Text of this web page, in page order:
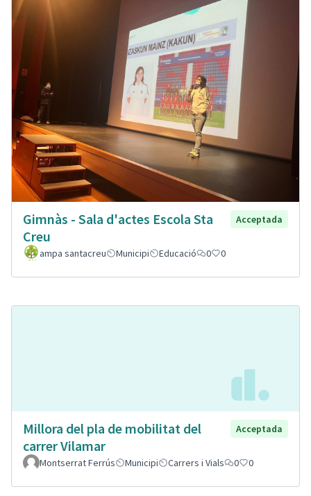
Gimnàs - Sala d'actes Escola Sta
Creu
Acceptada
ampa santacreu Municipi Educació 0 0
Millora del pla de mobilitat del
carrer Vilamar
Acceptada
Montserrat Ferrús Municipi Carrers i Vials 0 0